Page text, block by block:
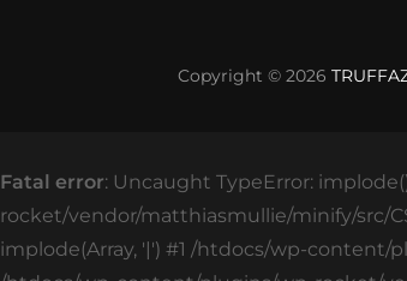
Copyright © 2026
Fatal error: Uncaught TypeError:
rocket/vendor/matthiasmullie/minify/src/
implode(Array, '|') #1 /htdocs/wp-content/